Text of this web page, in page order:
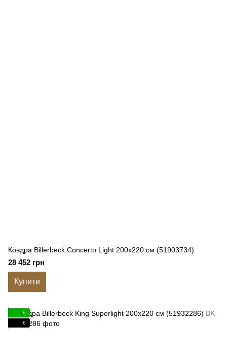
Ковдра Billerbeck Concerto Light 200x220 см (51903734)
28 452 грн
Купити
6
6